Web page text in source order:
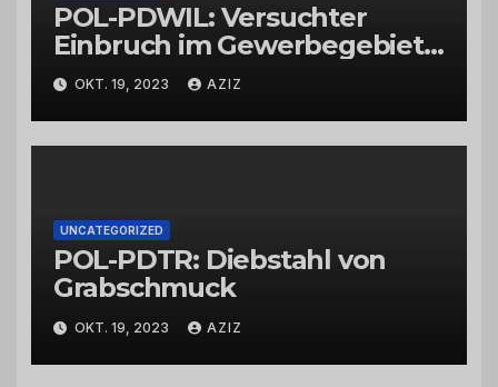
POL-PDWIL: Versuchter
Einbruch im Gewerbegebiet
Wittlich
OKT. 19, 2023 AZIZ
UNCATEGORIZED
POL-PDTR: Diebstahl von
Grabschmuck
OKT. 19, 2023 AZIZ